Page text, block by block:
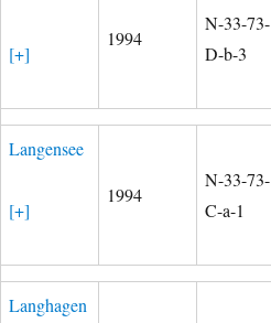
[+]
1994
N-33-73-
D-b-3
Langensee
[+]
1994
N-33-73-
C-a-1
Langhagen